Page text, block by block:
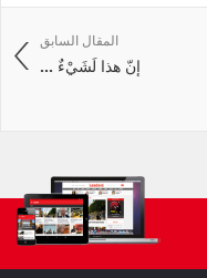
المقال السابق
إنّ هذا لَشَيْءٌ ...